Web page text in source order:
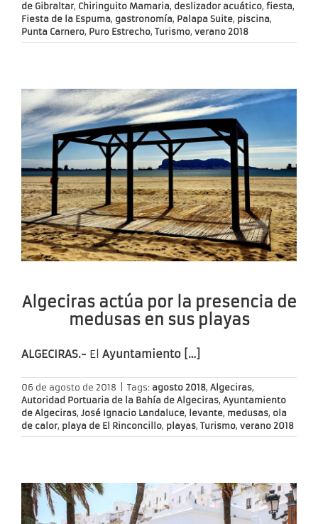
de Gibraltar, Chiringuito Mamaria, deslizador acuático, fiesta,
Fiesta de la Espuma, gastronomía, Palapa Suite, piscina,
Punta Carnero, Puro Estrecho, Turismo, verano 2018
Algeciras actúa por la presencia de
medusas en sus playas
ALGECIRAS.- El Ayuntamiento […]
06 de agosto de 2018 Tags: agosto 2018, Algeciras,
Autoridad Portuaria de la Bahía de Algeciras, Ayuntamiento
de Algeciras, José Ignacio Landaluce, levante, medusas, ola
de calor, playa de El Rinconcillo, playas, Turismo, verano 2018